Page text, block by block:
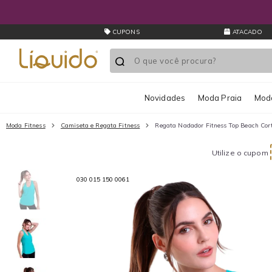
CUPONS ATACADO
Novidades Moda Praia
Moda Fitness Camiseta e Regata Fitness Regata Nadador Fitness Top Beach
Utilize o cupom
030 015 150 0061